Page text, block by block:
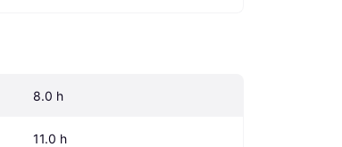
8.0 h
11.0 h